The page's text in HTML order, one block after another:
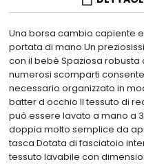
Una borsa cambio capiente
portata di mano Un
con il bebè Spaziosa
numerosi scomparti
necessario organizzato in
batter d occhio Il tessuto di
può essere lavato a mano a
doppia molto semplice da
tasca Dotata di fasciatoio
tessuto lavabile con